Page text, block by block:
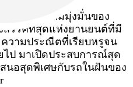
สะท้อนความมุ่งมั่นของ
งสรรค์ที่สุดแห่งยานยนต์ที่มี
ามประณีตที่เรียบหรูจน
ป มาเปิดประสบการณ์สุด
นอสุดพิเศษกับรถในฝันของ